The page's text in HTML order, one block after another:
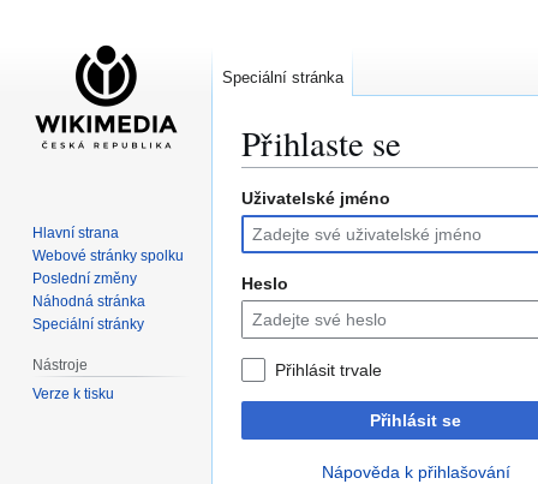
Přihlaste se
Skočit
na
navigaci
Skočit
na
vyhledávání
Uživatelské jméno
Heslo
Přihlásit trvale
Přihlásit se
Nápověda k přihlašování
Speciální stránka
Hlavní strana
Webové stránky spolku
Poslední změny
Náhodná stránka
Speciální stránky
Nástroje
Verze k tisku